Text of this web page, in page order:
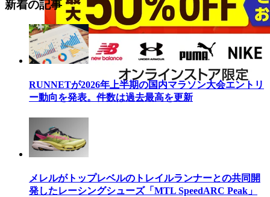
新着の記事
RUNNETが2026年上半期の国内マラソン大会エントリ
ー動向を発表。件数は過去最高を更新
メレルがトップレベルのトレイルランナーとの共同開
発したレーシングシューズ「MTL SpeedARC Peak」